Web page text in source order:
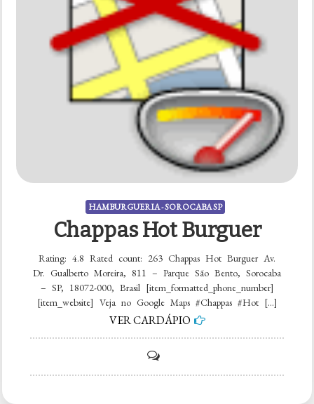
HAMBURGUERIA - SOROCABA SP
Chappas Hot Burguer
Rating: 4.8 Rated count: 263 Chappas Hot Burguer Av.
Dr. Gualberto Moreira, 811 – Parque São Bento, Sorocaba
– SP, 18072-000, Brasil [item_formatted_phone_number]
[item_website] Veja no Google Maps #Chappas #Hot […]
VER CARDÁPIO
Chappas